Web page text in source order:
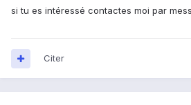
si tu es intéressé contactes moi par
Citer